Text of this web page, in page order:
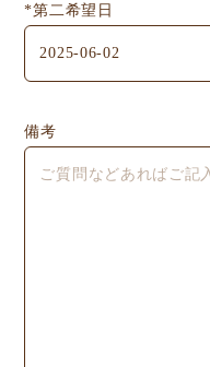
*第二希望日
備考